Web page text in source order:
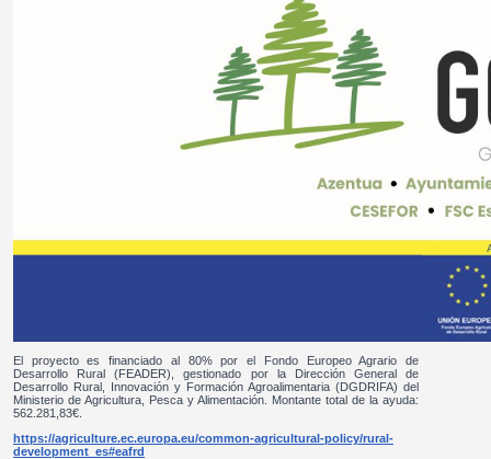
El proyecto es financiado al 80% por el Fondo Europeo Agrario de
Desarrollo Rural (FEADER), gestionado por la Dirección General de
Desarrollo Rural, Innovación y Formación Agroalimentaria (DGDRIFA) del
Ministerio de Agricultura, Pesca y Alimentación. Montante total de la ayuda:
562.281,83€.
https://agriculture.ec.europa.eu/common-agricultural-policy/rural-
development_es#eafrd